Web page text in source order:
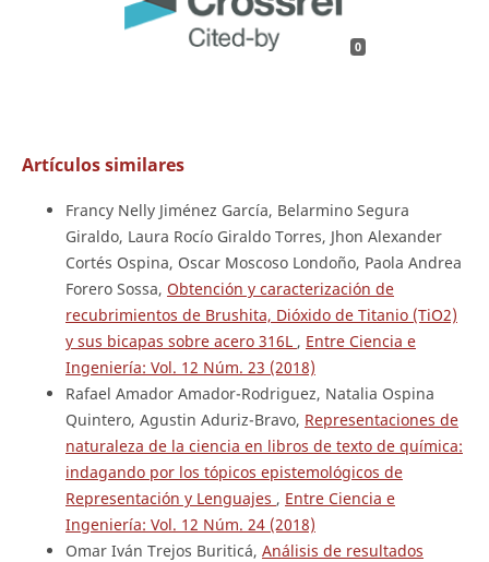
0
Artículos similares
Francy Nelly Jiménez García, Belarmino Segura
Giraldo, Laura Rocío Giraldo Torres, Jhon Alexander
Cortés Ospina, Oscar Moscoso Londoño, Paola Andrea
Forero Sossa, Obtención y caracterización de
recubrimientos de Brushita, Dióxido de Titanio (TiO2)
y sus bicapas sobre acero 316L , Entre Ciencia e
Ingeniería: Vol. 12 Núm. 23 (2018)
Rafael Amador Amador-Rodriguez, Natalia Ospina
Quintero, Agustin Aduriz-Bravo, Representaciones de
naturaleza de la ciencia en libros de texto de química:
indagando por los tópicos epistemológicos de
Representación y Lenguajes , Entre Ciencia e
Ingeniería: Vol. 12 Núm. 24 (2018)
Omar Iván Trejos Buriticá, Análisis de resultados